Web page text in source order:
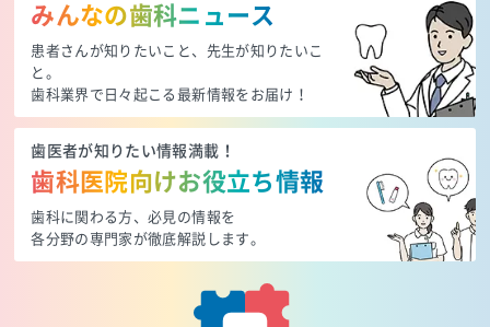
みんなの歯科ニュース
患者さんが知りたいこと、先生が知りたいこ
と。
歯科業界で日々起こる最新情報をお届け！
歯医者が知りたい情報満載！
歯科医院向けお役立ち情報
歯科に関わる方、必見の情報を
各分野の専門家が徹底解説します。